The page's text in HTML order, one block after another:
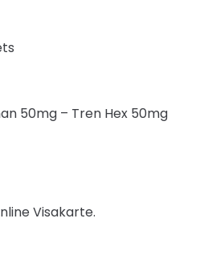
50mg – Tren Hex 50mg
Visakarte.